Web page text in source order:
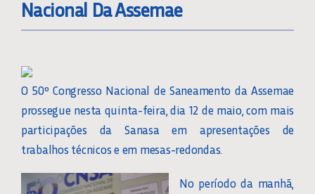
Nacional Da Assemae
O 50º Congresso Nacional de Saneamento da Assemae
prossegue nesta quinta-feira, dia 12 de maio, com mais
participações da Sanasa em apresentações de
trabalhos técnicos e em mesas-redondas.
No período da manhã,